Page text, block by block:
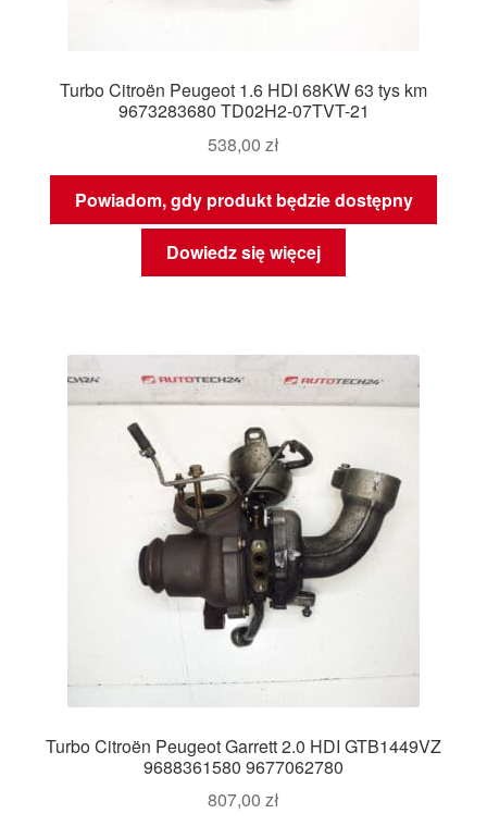
Turbo Citroën Peugeot 1.6 HDI 68KW 63 tys km
9673283680 TD02H2-07TVT-21
538,00 zł
Powiadom, gdy produkt będzie dostępny
Dowiedz się więcej
Turbo Citroën Peugeot Garrett 2.0 HDI GTB1449VZ
9688361580 9677062780
807,00 zł